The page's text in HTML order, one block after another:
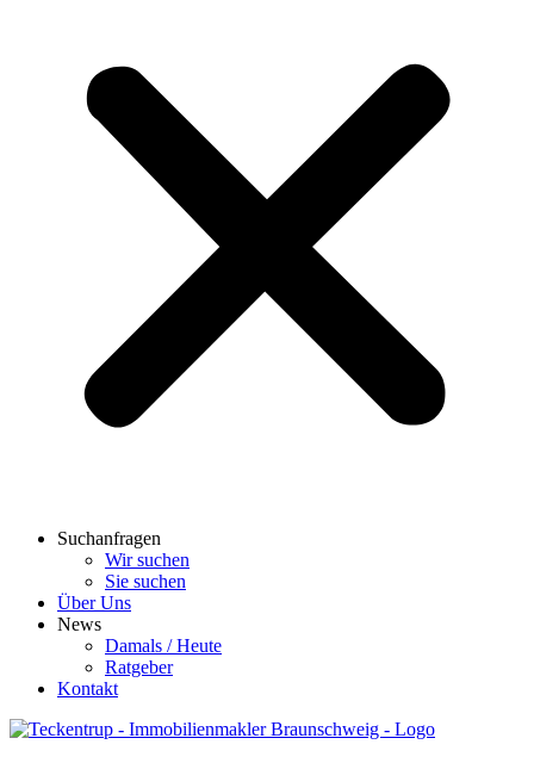
Suchanfragen
Wir suchen
Sie suchen
Über Uns
News
Damals / Heute
Ratgeber
Kontakt